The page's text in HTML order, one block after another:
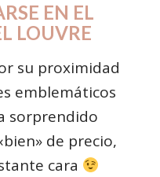
EN EL
LOUVRE
su proximidad
emblemáticos
sorprendido
de precio,
cara